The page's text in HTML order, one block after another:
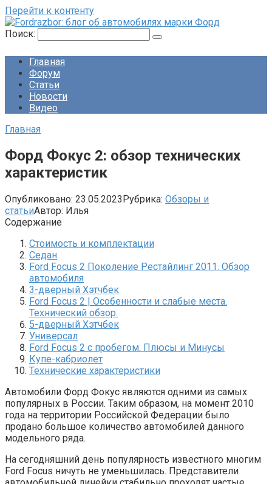
Перейти к контенту
Поиск:
Главная
Форум
Статьи
Новости
Видео
Главная
Форд Фокус 2: обзор технических
характеристик
Опубликовано: 23.05.2023Рубрика: Обзоры и
статьиАвтор: Илья
Содержание
Стоимость и комплектации
Седан
Ford Focus 2 Поколение Рестайлинг 2011. Обзор
автомобиля
3-дверный Хэтчбек
Ford Focus 2 | Особенности и слабые места.
Технический обзор.
5-дверный Хэтчбек
Универсал
Ford Focus 2 с пробегом. Плюсы и Минусы
Купе-кабриолет
Технические характеристики
Автомобили Форд Фокус являются одними из самых
популярных в России. Таким образом, на момент 2010
года на территории Российской Федерации было
продано большое количество автомобилей данного
модельного ряда.
На сегодняшний день популярность известного многим
Ford Focus ничуть не уменьшилась. Представители